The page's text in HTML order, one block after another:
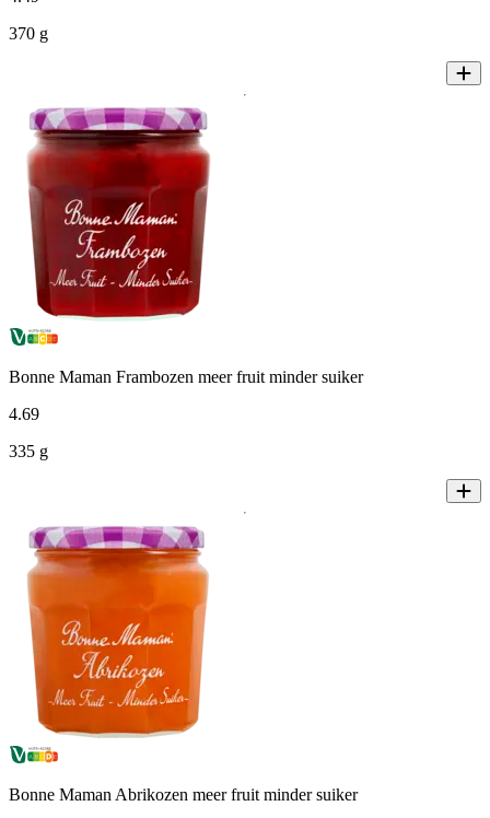
370 g
Bonne Maman Frambozen meer fruit minder suiker
4.69
335 g
Bonne Maman Abrikozen meer fruit minder suiker